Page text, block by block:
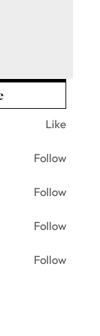
Like
Follow
Follow
Follow
Follow